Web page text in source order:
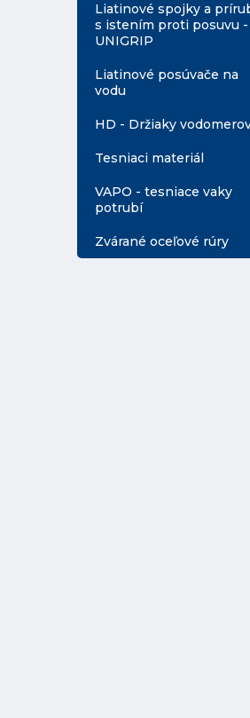
Liatinové spojky a
s istením proti posuvu -
UNIGRIP
Liatinové posúvače na
vodu
HD - Držiaky
Tesniaci materiál
VAPO - tesniace vaky
potrubí
Zvárané oceľové rúry